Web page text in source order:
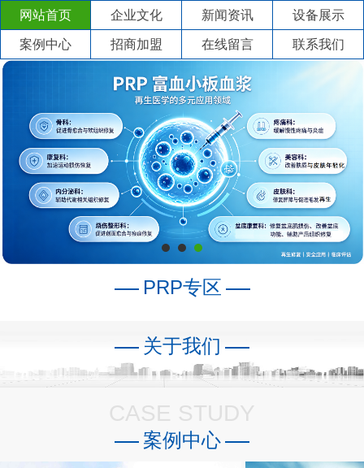
网站首页 企业文化 新闻资讯 设备展示
案例中心 招商加盟 在线留言 联系我们
PRP专区
关于我们
CASE STUDY
案例中心